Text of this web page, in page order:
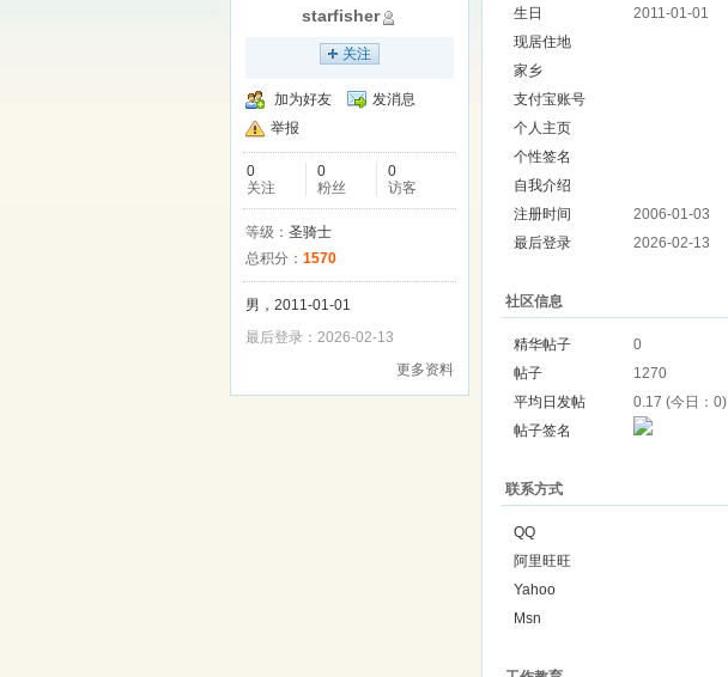
starfisher
关注
加为好友
发消息
举报
0
关注
0
粉丝
0
访客
等级： 圣骑士
总积分： 1570
男，2011-01-01
最后登录：2026-02-13
更多资料
生日
2011-01-01
现居住地
家乡
支付宝账号
个人主页
个性签名
自我介绍
注册时间
2006-01-03
最后登录
2026-02-13
社区信息
精华帖子
0
帖子
1270
平均日发帖
0.17 (今日：0)
帖子签名
联系方式
QQ
阿里旺旺
Yahoo
Msn